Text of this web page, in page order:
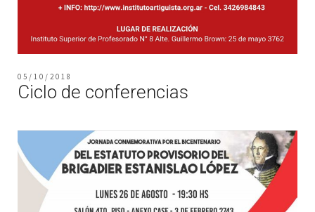
05/10/2018
Ciclo de conferencias